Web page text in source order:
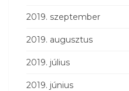
2019. szeptember
2019. augusztus
2019. július
2019. június